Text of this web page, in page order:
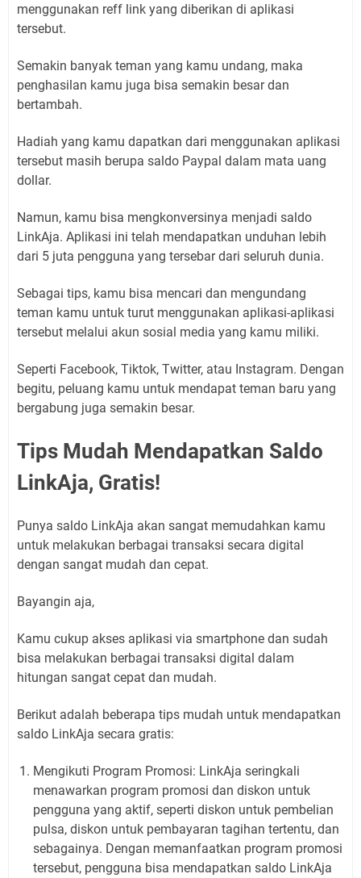
menggunakan reff link yang diberikan di aplikasi
tersebut.
Semakin banyak teman yang kamu undang, maka
penghasilan kamu juga bisa semakin besar dan
bertambah.
Hadiah yang kamu dapatkan dari menggunakan aplikasi
tersebut masih berupa saldo Paypal dalam mata uang
dollar.
Namun, kamu bisa mengkonversinya menjadi saldo
LinkAja. Aplikasi ini telah mendapatkan unduhan lebih
dari 5 juta pengguna yang tersebar dari seluruh dunia.
Sebagai tips, kamu bisa mencari dan mengundang
teman kamu untuk turut menggunakan aplikasi-aplikasi
tersebut melalui akun sosial media yang kamu miliki.
Seperti Facebook, Tiktok, Twitter, atau Instagram. Dengan
begitu, peluang kamu untuk mendapat teman baru yang
bergabung juga semakin besar.
Tips Mudah Mendapatkan Saldo
LinkAja, Gratis!
Punya saldo LinkAja akan sangat memudahkan kamu
untuk melakukan berbagai transaksi secara digital
dengan sangat mudah dan cepat.
Bayangin aja,
Kamu cukup akses aplikasi via smartphone dan sudah
bisa melakukan berbagai transaksi digital dalam
hitungan sangat cepat dan mudah.
Berikut adalah beberapa tips mudah untuk mendapatkan
saldo LinkAja secara gratis:
Mengikuti Program Promosi: LinkAja seringkali
menawarkan program promosi dan diskon untuk
pengguna yang aktif, seperti diskon untuk pembelian
pulsa, diskon untuk pembayaran tagihan tertentu, dan
sebagainya. Dengan memanfaatkan program promosi
tersebut, pengguna bisa mendapatkan saldo LinkAja